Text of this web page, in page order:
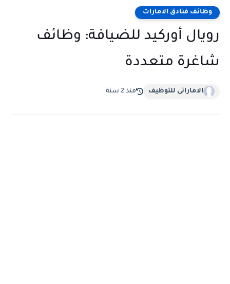
وظائف فنادق الامارات
رويال أوركيد للضيافة: وظائف
شاغرة متعددة
الاماراتى للتوظيف منذ 2 سنة